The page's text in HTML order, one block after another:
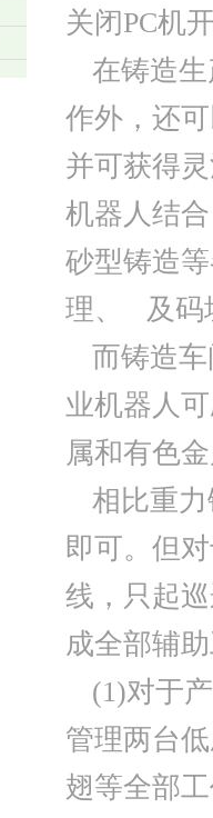
关闭PC机
在铸造
作外，还
并可获得
机器人结
砂型铸造
理、 及码
而铸造
业机器人
属和有色
相比重
即可。但
线，只起
成全部辅
(1)对于
管理两台
翅等全部